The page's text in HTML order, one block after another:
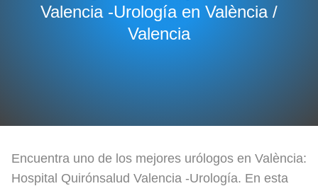
Valencia -Urología en València /
Valencia
Encuentra uno de los mejores urólogos en València:
Hospital Quirónsalud Valencia -Urología. En esta